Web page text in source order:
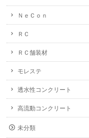
ＮｅＣｏｎ
ＲＣ
ＲＣ舗装材
モレステ
透水性コンクリート
高流動コンクリート
未分類